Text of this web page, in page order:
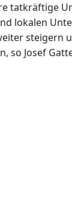
tatkräftige
lokalen
steigern
so Josef